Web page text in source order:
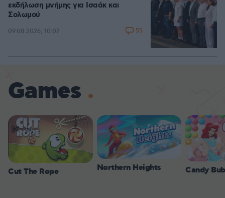
εκδήλωση μνήμης για Ισαάκ και
Σολωμού
09.08.2026, 10:07 55
Games
Cut The Rope Northern Heights Candy